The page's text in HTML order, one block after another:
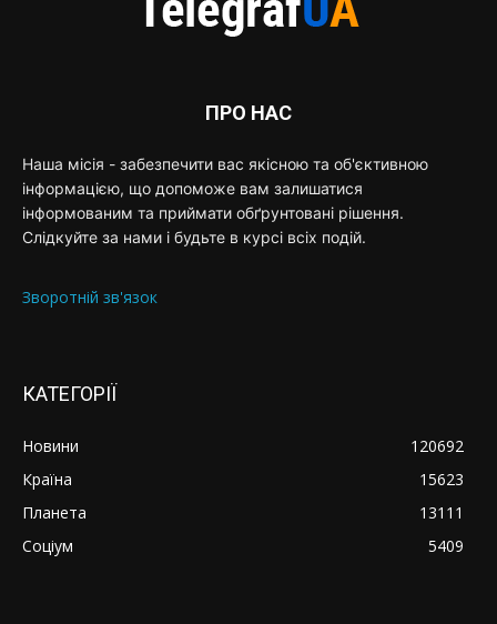
ПРО НАС
Наша місія - забезпечити вас якісною та об'єктивною
інформацією, що допоможе вам залишатися
інформованим та приймати обґрунтовані рішення.
Слідкуйте за нами і будьте в курсі всіх подій.
Зворотній зв'язок
КАТЕГОРІЇ
Новини
120692
Країна
15623
Планета
13111
Соціум
5409